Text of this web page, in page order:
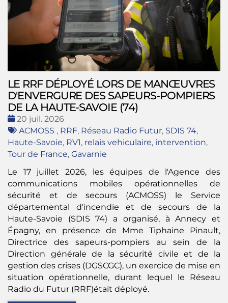
LE RRF DÉPLOYÉ LORS DE MANŒUVRES
D'ENVERGURE DES SAPEURS-POMPIERS
DE LA HAUTE-SAVOIE (74)
Date
:
20 juil. 2026
Tags
:
ACMOSS , RRF, Réseau Radio Futur, SDIS 74,
Haute-Savoie, RV1, relais vehiculaire, intervention,
Tour de France, Gavarnie
Le 17 juillet 2026, les équipes de l'Agence des
communications mobiles opérationnelles de
sécurité et de secours (ACMOSS) le Service
départemental d'incendie et de secours de la
Haute-Savoie (SDIS 74) a organisé, à Annecy et
Épagny, en présence de Mme Tiphaine Pinault,
Directrice des sapeurs-pompiers au sein de la
Direction générale de la sécurité civile et de la
gestion des crises (DGSCGC), un exercice de mise en
situation opérationnelle, durant lequel le Réseau
Radio du Futur (RRF)était déployé.